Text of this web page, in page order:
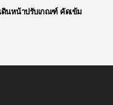
ดินหน้าปรับเกณฑ์ คัดเข้ม